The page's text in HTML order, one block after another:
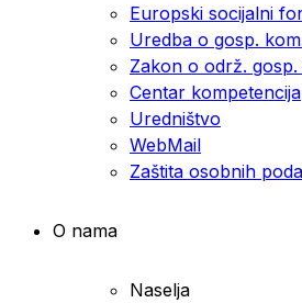
Europski socijalni
Uredba o gosp.
Zakon o održ.
Centar kompetencija
Uredništvo
WebMail
Zaštita osobnih
O nama
Naselja